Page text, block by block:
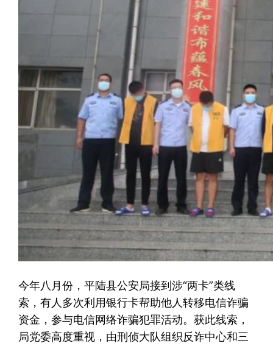
今年八月份，平陆县公安局接到涉“两卡”类线
索，有人多次利用银行卡帮助他人转移电信诈骗
资金，参与电信网络诈骗犯罪活动。获此线索，
局党委高度重视，由刑侦大队组织反诈中心和三